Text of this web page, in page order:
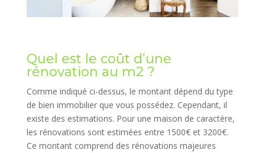
Quel est le coût d’une
rénovation au m2 ?
Comme indiqué ci-dessus, le montant dépend du type
de bien immobilier que vous possédez. Cependant, il
existe des estimations. Pour une maison de caractère,
les rénovations sont estimées entre 1500€ et 3200€.
Ce montant comprend des rénovations majeures